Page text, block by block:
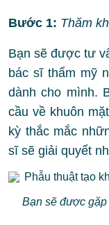
Bước 1: Thăm
Bạn sẽ được tư
bác sĩ thẩm mỹ
dành cho mình.
cầu về khuôn
kỳ thắc mắc
sĩ sẽ giải quyết
Bạn sẽ được